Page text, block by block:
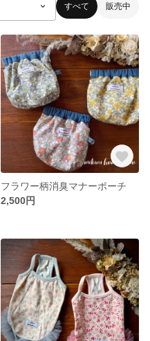
すべて 販売中
フラワー柄消臭マナーポーチ
2,500円